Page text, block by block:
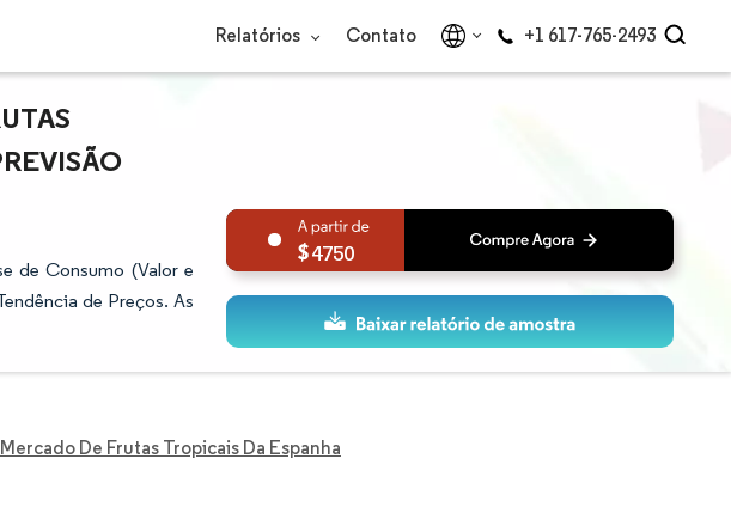
Relatórios Contato +1 617-765-2493
de Consumo (Valor e
de Preços. As
4750
Mercado De Frutas Tropicais Da Espanha